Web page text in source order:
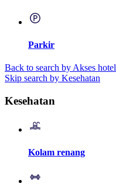
Parkir
Back to search by Akses hotel
Skip search by Kesehatan
Kesehatan
Kolam renang